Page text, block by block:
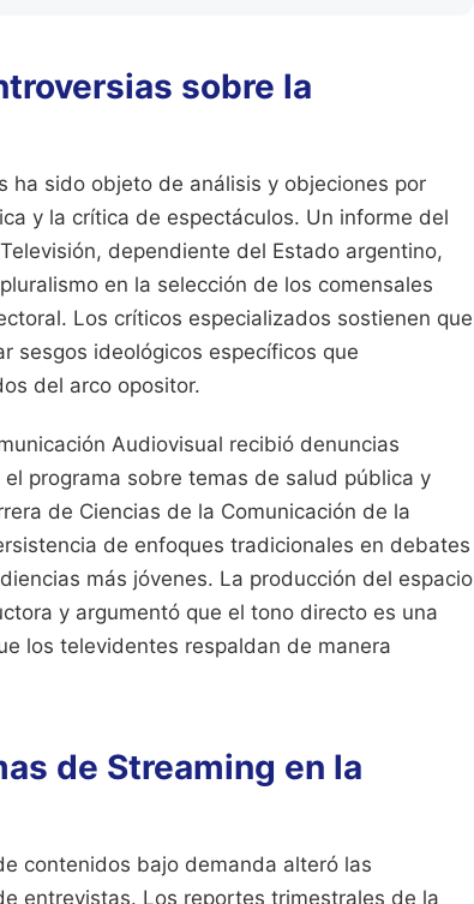
sobre la
ha sido objeto de análisis y objeciones por
y la crítica de espectáculos. Un informe del
dependiente del Estado argentino,
en la selección de los comensales
Los críticos especializados sostienen que
sesgos ideológicos específicos que
del arco opositor.
Audiovisual recibió denuncias
programa sobre temas de salud pública y
de Ciencias de la Comunicación de la
de enfoques tradicionales en debates
más jóvenes. La producción del espacio
y argumentó que el tono directo es una
los televidentes respaldan de manera
de Streaming en la
contenidos bajo demanda alteró las
entrevistas. Los reportes trimestrales de la